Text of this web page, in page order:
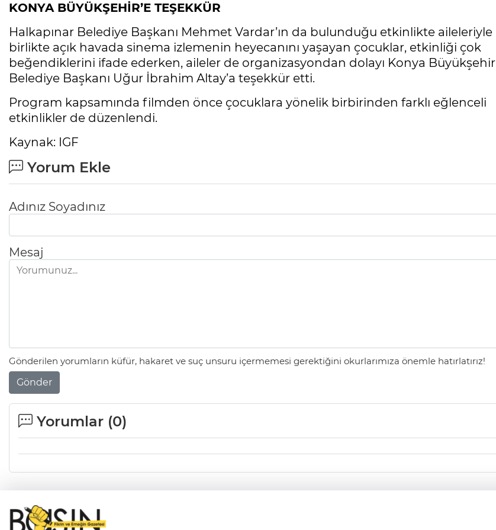
KONYA BÜYÜKŞEHİR’E TEŞEKKÜR
Halkapınar Belediye Başkanı Mehmet Vardar’ın da bulunduğu etkinlikte aileleriyle
birlikte açık havada sinema izlemenin heyecanını yaşayan çocuklar, etkinliği çok
beğendiklerini ifade ederken, aileler de organizasyondan dolayı Konya Büyükşehir
Belediye Başkanı Uğur İbrahim Altay’a teşekkür etti.
Program kapsamında filmden önce çocuklara yönelik birbirinden farklı eğlenceli
etkinlikler de düzenlendi.
Kaynak: IGF
Yorum Ekle
Adınız Soyadınız
Mesaj
Gönderilen yorumların küfür, hakaret ve suç unsuru içermemesi gerektiğini okurlarımıza önemle hatırlatırız!
Gönder
Yorumlar (0)